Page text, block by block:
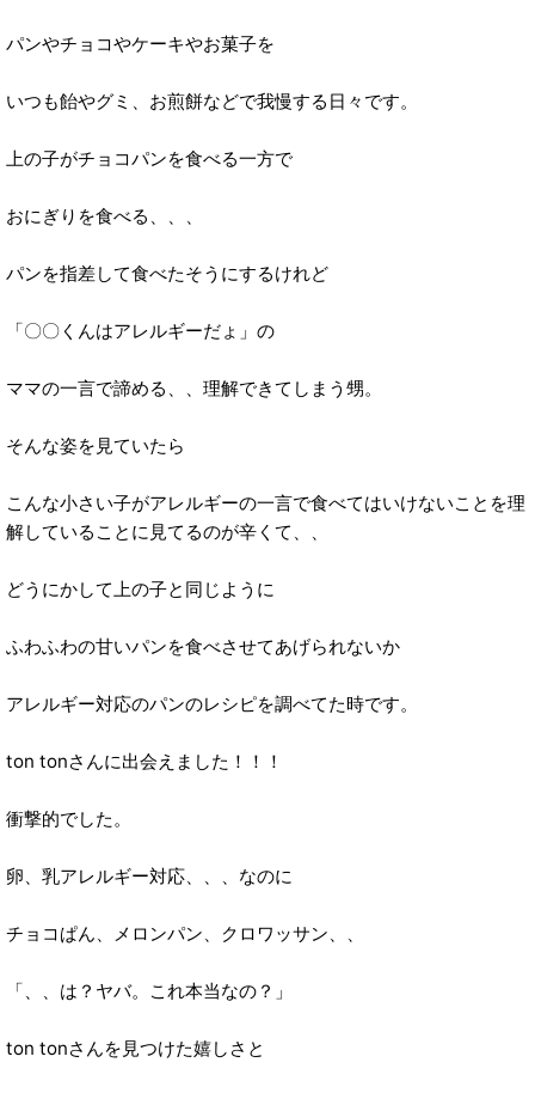
パンやチョコやケーキやお菓子を
いつも飴やグミ、お煎餅などで我慢する日々です。
上の子がチョコパンを食べる一方で
おにぎりを食べる、、、
パンを指差して食べたそうにするけれど
「〇〇くんはアレルギーだょ」の
ママの一言で諦める、、理解できてしまう甥。
そんな姿を見ていたら
こんな小さい子がアレルギーの一言で食べてはいけないことを理
解していることに見てるのが辛くて、、
どうにかして上の子と同じように
ふわふわの甘いパンを食べさせてあげられないか
アレルギー対応のパンのレシピを調べてた時です。
ton tonさんに出会えました！！！
衝撃的でした。
卵、乳アレルギー対応、、、なのに
チョコぱん、メロンパン、クロワッサン、、
「、、は？ヤバ。これ本当なの？」
ton tonさんを見つけた嬉しさと